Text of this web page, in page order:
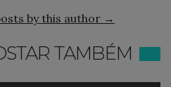
by this author →
TAMBÉM